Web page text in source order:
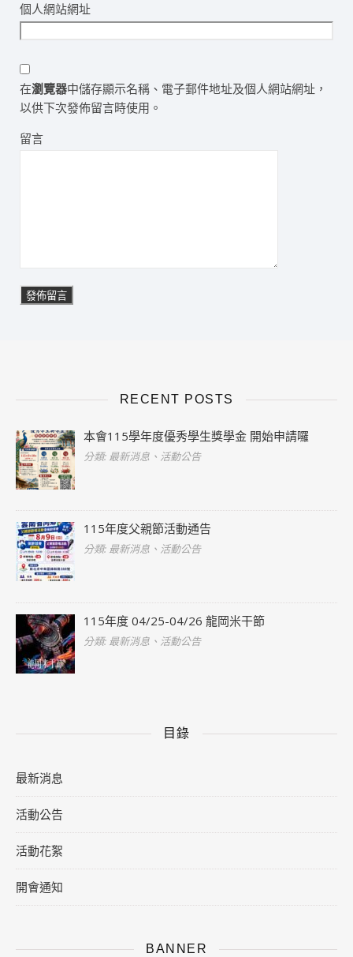
個人網站網址
在瀏覽器中儲存顯示名稱、電子郵件地址及個人網站網址，
以供下次發佈留言時使用。
留言
RECENT POSTS
本會115學年度優秀學生獎學金 開始申請囉
分類: 最新消息、活動公告
115年度父親節活動通告
分類: 最新消息、活動公告
115年度 04/25-04/26 龍岡米干節
分類: 最新消息、活動公告
目錄
最新消息
活動公告
活動花絮
開會通知
BANNER